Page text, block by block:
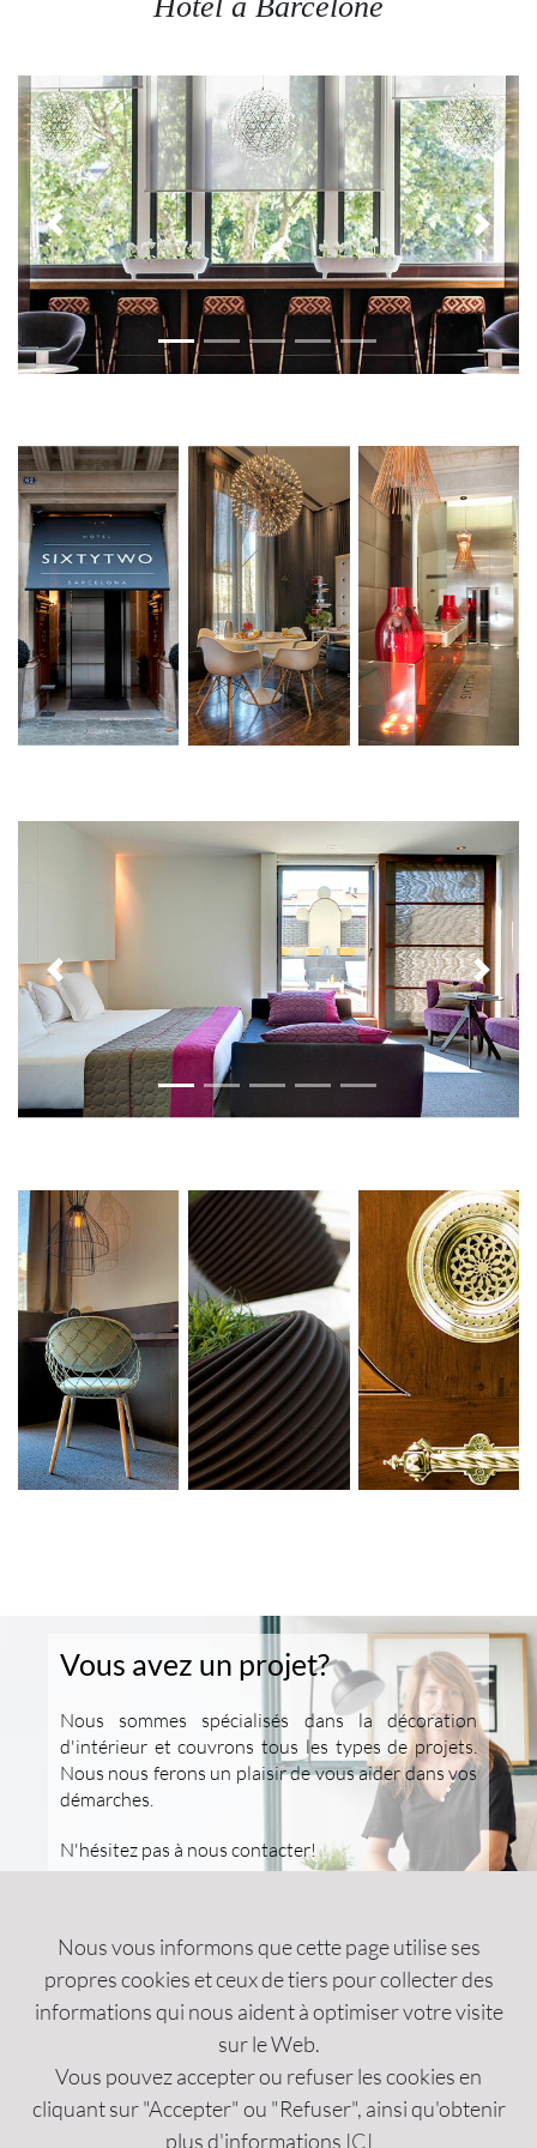
Vous avez un projet?
Nous sommes spécialisés dans la décoration
d'intérieur et couvrons tous les types de projets.
Nous nous ferons un plaisir de vous aider dans vos
démarches.
N'hésitez pas à nous contacter!
À PROPOS DE NOUS
COMMENT NOUS TRAVAILLONS
Nous vous informons que cette page utilise ses
propres cookies et ceux de tiers pour collecter des
informations qui nous aident à optimiser votre visite
sur le Web.
Vous pouvez accepter ou refuser les cookies en
cliquant sur "Accepter" ou "Refuser", ainsi qu'obtenir
plus d'informations ICI